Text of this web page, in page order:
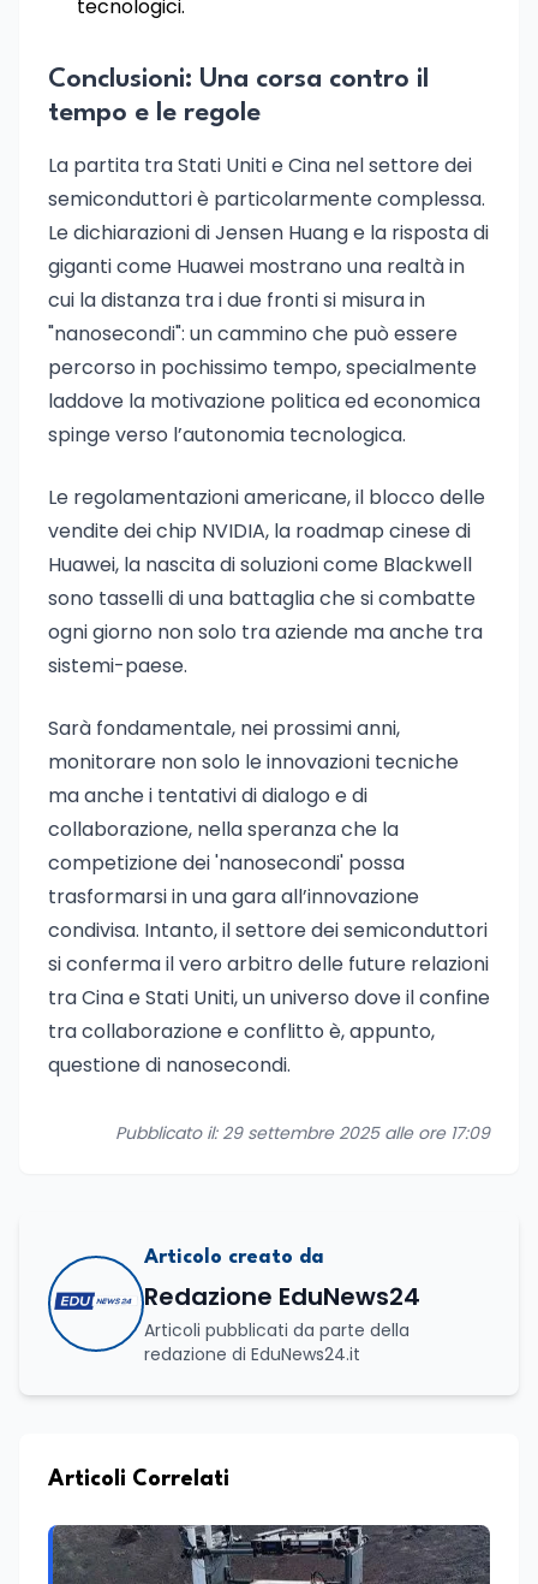
tecnologici.
Conclusioni: Una corsa contro il
tempo e le regole
La partita tra Stati Uniti e Cina nel settore dei
semiconduttori è particolarmente complessa.
Le dichiarazioni di Jensen Huang e la risposta di
giganti come Huawei mostrano una realtà in
cui la distanza tra i due fronti si misura in
"nanosecondi": un cammino che può essere
percorso in pochissimo tempo, specialmente
laddove la motivazione politica ed economica
spinge verso l’autonomia tecnologica.
Le regolamentazioni americane, il blocco delle
vendite dei chip NVIDIA, la roadmap cinese di
Huawei, la nascita di soluzioni come Blackwell
sono tasselli di una battaglia che si combatte
ogni giorno non solo tra aziende ma anche tra
sistemi-paese.
Sarà fondamentale, nei prossimi anni,
monitorare non solo le innovazioni tecniche
ma anche i tentativi di dialogo e di
collaborazione, nella speranza che la
competizione dei 'nanosecondi' possa
trasformarsi in una gara all’innovazione
condivisa. Intanto, il settore dei semiconduttori
si conferma il vero arbitro delle future relazioni
tra Cina e Stati Uniti, un universo dove il confine
tra collaborazione e conflitto è, appunto,
questione di nanosecondi.
Pubblicato il: 29 settembre 2025 alle ore 17:09
Articolo creato da
Redazione EduNews24
Articoli pubblicati da parte della
redazione di EduNews24.it
Articoli Correlati